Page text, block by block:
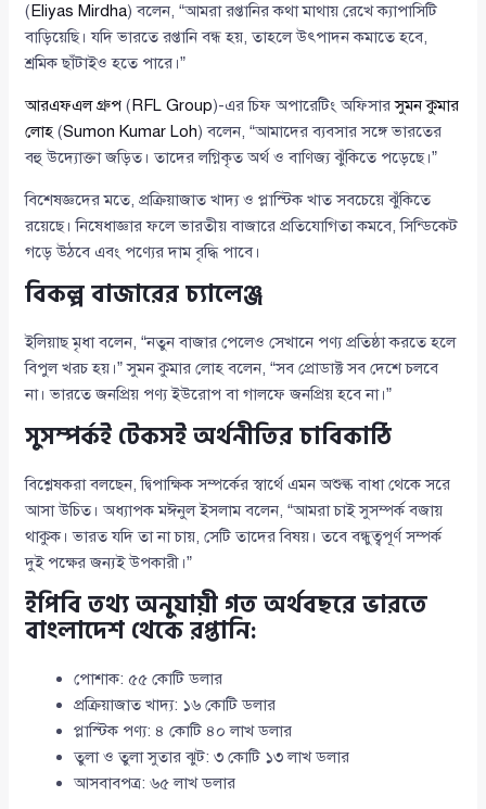
( Eliyas Mirdha) বলেন, “আমরা রপ্তানির কথা মাথায় রেখে ক্যাপাসিটি
বাড়িয়েছি। যদি ভারতে রপ্তানি বন্ধ হয়, তাহলে উৎপাদন কমাতে হবে,
শ্রমিক ছাঁটাইও হতে পারে।”
আরএফএল গ্রুপ ( RFL Group)-এর চিফ অপারেটিং অফিসারসুমন কুমার
লোহ (Sumon Kumar Loh) বলেন, “আমাদের ব্যবসার সঙ্গে ভারতের
বহু উদ্যোক্তা জড়িত। তাদের লগ্নিকৃত অর্থ ও বাণিজ্য ঝুঁকিতে পড়েছে।”
বিশেষজ্ঞদের মতে, প্রক্রিয়াজাত খাদ্য ও প্লাস্টিক খাত সবচেয়ে ঝুঁকিতে
রয়েছে। নিষেধাজ্ঞার ফলে ভারতীয় বাজারে প্রতিযোগিতা কমবে, সিন্ডিকেট
গড়ে উঠবে এবং পণ্যের দাম বৃদ্ধি পাবে।
বিকল্প বাজারের চ্যালেঞ্জ
ইলিয়াছ মৃধা বলেন, “নতুন বাজার পেলেও সেখানে পণ্য প্রতিষ্ঠা করতে হলে
বিপুল খরচ হয়।” সুমন কুমার লোহ বলেন, “সব প্রোডাক্ট সব দেশে চলবে
না। ভারতে জনপ্রিয় পণ্য ইউরোপ বা গালফে জনপ্রিয় হবে না।”
সুসম্পর্কই টেকসই অর্থনীতির চাবিকাঠি
বিশ্লেষকরা বলছেন, দ্বিপাক্ষিক সম্পর্কের স্বার্থে এমন অশুল্ক বাধা থেকে সরে
আসা উচিত। অধ্যাপক মঈনুল ইসলাম বলেন, “আমরা চাই সুসম্পর্ক বজায়
থাকুক। ভারত যদি তা না চায়, সেটি তাদের বিষয়। তবে বন্ধুত্বপূর্ণ সম্পর্ক
দুই পক্ষের জন্যই উপকারী।”
ইপিবি তথ্য অনুযায়ী গত অর্থবছরে ভারতে
বাংলাদেশ থেকে রপ্তানি:
পোশাক: ৫৫ কোটি ডলার
প্রক্রিয়াজাত খাদ্য: ১৬ কোটি ডলার
প্লাস্টিক পণ্য: ৪ কোটি ৪০ লাখ ডলার
তুলা ও তুলা সুতার ঝুট: ৩ কোটি ১৩ লাখ ডলার
আসবাবপত্র: ৬৫ লাখ ডলার